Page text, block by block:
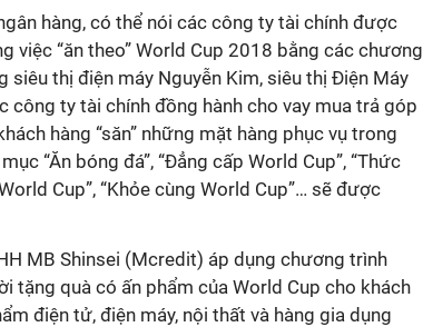
hàng, có thể nói các công ty tài chính được
việc “ăn theo” World Cup 2018 bằng các chương
siêu thị điện máy Nguyễn Kim, siêu thị Điện Máy
công ty tài chính đồng hành cho vay mua trả góp
hàng “săn” những mặt hàng phục vụ trong
“Ăn bóng đá”, “Đẳng cấp World Cup”, “Thức
Cup”, “Khỏe cùng World Cup”… sẽ được
MB Shinsei (Mcredit) áp dụng chương trình
tặng quà có ấn phẩm của World Cup cho khách
điện tử, điện máy, nội thất và hàng gia dụng